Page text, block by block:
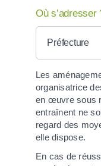
Où s’adresser
Préfecture
Les
organisatrice
en œuvre sous
entraînent ne
regard des
elle dispose.
En cas de